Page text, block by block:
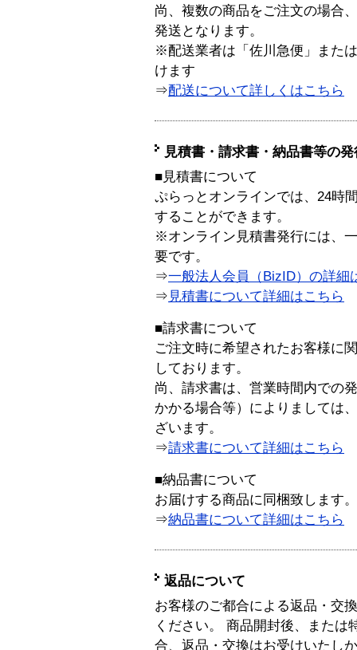
尚、複数の商品をご注文の場合
発送となります。
※配送業者は「佐川急便」また
けます
⇒配送について詳しくはこちら
見積書・請求書・納品書等の
■見積書について
ぷらっとオンラインでは、24時
することができます。
※オンライン見積書発行には、
要です。
⇒一般法人会員（BizID）の詳細
⇒ 見積書について詳細はこちら
■請求書について
ご注文時に希望されたお客様に
しております。
尚、請求書は、営業時間内での
かかる場合等）によりましては
ざいます。
⇒請求書について詳細はこちら
■納品書について
お届けする商品に同梱致します。
⇒納品書について詳細はこちら
返品について
お客様のご都合による返品・交
ください。 商品開封後、または
合、返品・交換はお受けいたし